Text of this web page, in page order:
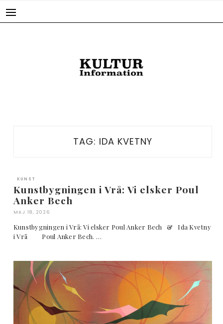
TAG: IDA KVETNY
KUNST
Kunstbygningen i Vrå: Vi elsker Poul
Anker Bech
MAJ 18, 2026
Kunstbygningen i Vrå: Vi elsker Poul Anker Bech & Ida Kvetny
i Vrå Poul Anker Bech. …